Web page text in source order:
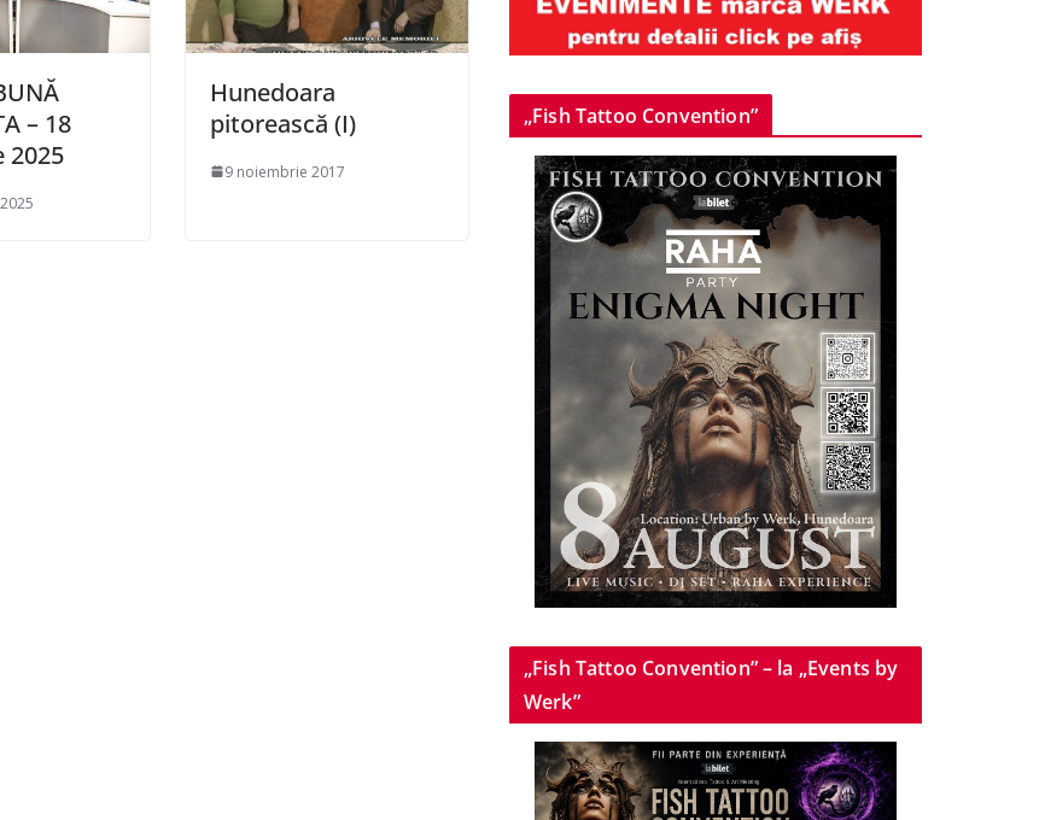
– 18
2025
Hunedoara
pitorească (I)
9 noiembrie 2017
„Fish Tattoo Convention”
„Fish Tattoo Convention” – la „Events by
Werk”